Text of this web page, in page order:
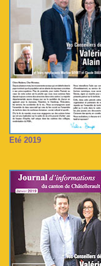
Eté 2019